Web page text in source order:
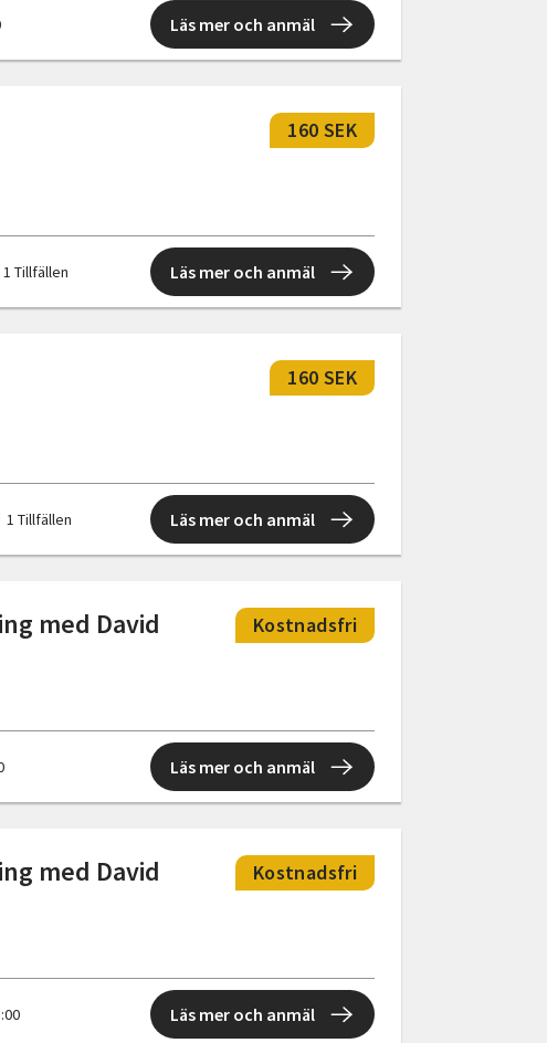
Läs mer och anmäl
160 SEK
1 Tillfällen Läs mer och anmäl
160 SEK
1 Tillfällen Läs mer och anmäl
med David
Kostnadsfri
Läs mer och anmäl
med David
Kostnadsfri
Läs mer och anmäl